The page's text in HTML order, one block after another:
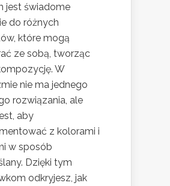
jest świadome
do różnych
które mogą
ze sobą, tworząc
W
nie ma jednego
rozwiązania, ale
aby
z kolorami i
w sposób
Dzięki tym
odkryjesz, jak